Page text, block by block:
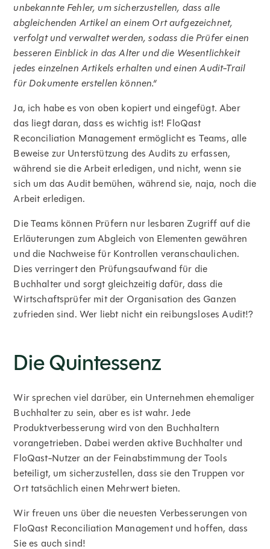
unbekannte Fehler, um sicherzustellen, dass alle
abgleichenden Artikel an einem Ort aufgezeichnet,
verfolgt und verwaltet werden, sodass die Prüfer einen
besseren Einblick in das Alter und die Wesentlichkeit
jedes einzelnen Artikels erhalten und einen Audit-Trail
für Dokumente erstellen können.“
Ja, ich habe es von oben kopiert und eingefügt. Aber
das liegt daran, dass es wichtig ist! FloQast
Reconciliation Management ermöglicht es Teams, alle
Beweise zur Unterstützung des Audits zu erfassen,
während sie die Arbeit erledigen, und nicht, wenn sie
sich um das Audit bemühen, während sie, naja, noch die
Arbeit erledigen.
Die Teams können Prüfern nur lesbaren Zugriff auf die
Erläuterungen zum Abgleich von Elementen gewähren
und die Nachweise für Kontrollen veranschaulichen.
Dies verringert den Prüfungsaufwand für die
Buchhalter und sorgt gleichzeitig dafür, dass die
Wirtschaftsprüfer mit der Organisation des Ganzen
zufrieden sind. Wer liebt nicht ein reibungsloses Audit!?
Die Quintessenz
Wir sprechen viel darüber, ein Unternehmen ehemaliger
Buchhalter zu sein, aber es ist wahr. Jede
Produktverbesserung wird von den Buchhaltern
vorangetrieben. Dabei werden aktive Buchhalter und
FloQast-Nutzer an der Feinabstimmung der Tools
beteiligt, um sicherzustellen, dass sie den Truppen vor
Ort tatsächlich einen Mehrwert bieten.
Wir freuen uns über die neuesten Verbesserungen von
FloQast Reconciliation Management und hoffen, dass
Sie es auch sind!